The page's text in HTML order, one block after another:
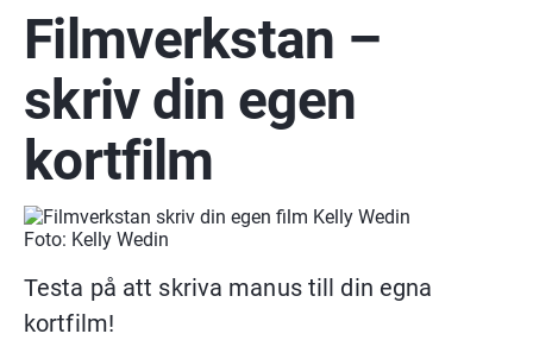
Filmverkstan –
skriv din egen
kortfilm
Foto: Kelly Wedin
Testa på att skriva manus till din egna
kortfilm!